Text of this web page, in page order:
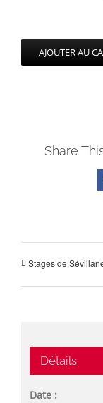
AJOUTER AU
Share
Stages de
Détails
Date :